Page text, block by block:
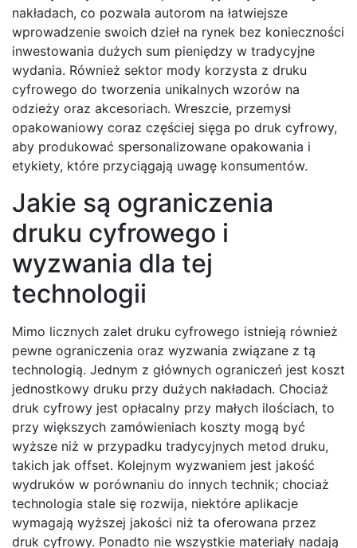
nakładach, co pozwala autorom na łatwiejsze
wprowadzenie swoich dzieł na rynek bez konieczności
inwestowania dużych sum pieniędzy w tradycyjne
wydania. Również sektor mody korzysta z druku
cyfrowego do tworzenia unikalnych wzorów na
odzieży oraz akcesoriach. Wreszcie, przemysł
opakowaniowy coraz częściej sięga po druk cyfrowy,
aby produkować spersonalizowane opakowania i
etykiety, które przyciągają uwagę konsumentów.
Jakie są ograniczenia
druku cyfrowego i
wyzwania dla tej
technologii
Mimo licznych zalet druku cyfrowego istnieją również
pewne ograniczenia oraz wyzwania związane z tą
technologią. Jednym z głównych ograniczeń jest koszt
jednostkowy druku przy dużych nakładach. Chociaż
druk cyfrowy jest opłacalny przy małych ilościach, to
przy większych zamówieniach koszty mogą być
wyższe niż w przypadku tradycyjnych metod druku,
takich jak offset. Kolejnym wyzwaniem jest jakość
wydruków w porównaniu do innych technik; chociaż
technologia stale się rozwija, niektóre aplikacje
wymagają wyższej jakości niż ta oferowana przez
druk cyfrowy. Ponadto nie wszystkie materiały nadają